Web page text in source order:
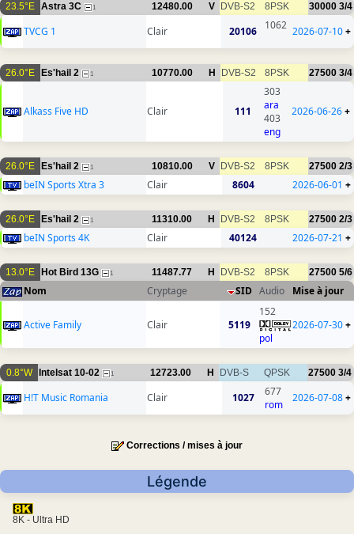
23.5°E Astra 3C 1 12480.00 V DVB-S2 8PSK 30000 3/4
TVCG 1 Clair 20106 1062 2026-07-10+
26.0°E Es'hail 2 1 10770.00 H DVB-S2 8PSK 27500 3/4
Alkass Five HD Clair 111
303
ara
403
eng
2026-06-26+
26.0°E Es'hail 2 1 10810.00 V DVB-S2 8PSK 27500 2/3
beIN Sports Xtra 3 Clair 8604 2026-06-01 +
26.0°E Es'hail 2 1 11310.00 H DVB-S2 8PSK 27500 2/3
beIN Sports 4K Clair 40124 2026-07-21 +
13.0°E Hot Bird 13G 1 11487.77 H DVB-S2 8PSK 27500 5/6
Nom Cryptage SID Audio Mise à jour
Active Family Clair 5119
152
pol
2026-07-30+
0.8°W Intelsat 10-02 1 12723.00 H DVB-S QPSK 27500 3/4
H!T Music Romania Clair 1027
677
rom
2026-07-08+
Corrections / mises à jour
Légende
8K - Ultra HD